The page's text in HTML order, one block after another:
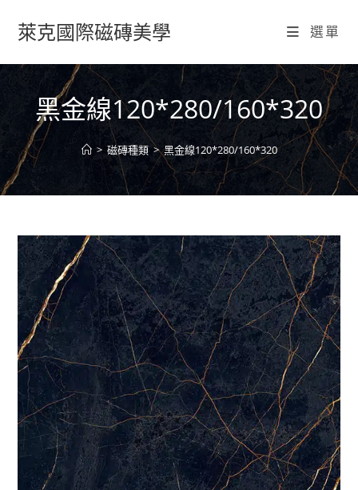
萊克國際磁磚美學 選單
黑金線120*280/160*320
> 磁磚種類 > 黑金線120*280/160*320